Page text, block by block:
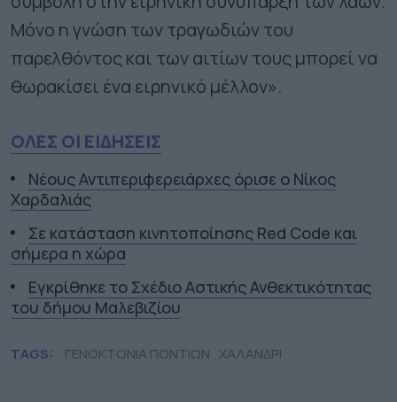
Μόνο η γνώση των τραγωδιών του
παρελθόντος και των αιτίων τους μπορεί να
θωρακίσει ένα ειρηνικό μέλλον».
ΟΛΕΣ ΟΙ ΕΙΔΗΣΕΙΣ
Νέους Αντιπεριφερειάρχες όρισε ο Νίκος
Χαρδαλιάς
Σε κατάσταση κινητοποίησης Red Code και
σήμερα η χώρα
Εγκρίθηκε το Σχέδιο Αστικής Ανθεκτικότητας
του δήμου Μαλεβιζίου
TAGS: ΓΕΝΟΚΤΟΝΙΑ ΠΟΝΤΙΩΝ ΧΑΛΑΝΔΡΙ